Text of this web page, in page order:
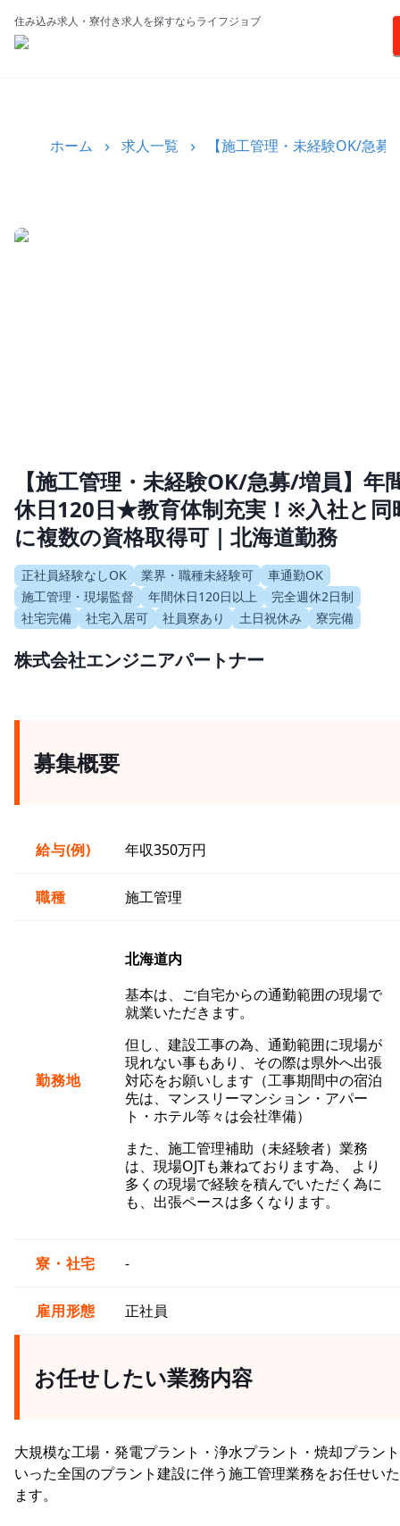
住み込み求人・寮付き求人を探すならライフジョブ
ホーム 求人一覧 【施工管理・未経験OK/急
【施工管理・未経験OK/急募/増員】年
休日120日★教育体制充実！※入社と同
に複数の資格取得可｜北海道勤務
正社員経験なしOK 業界・職種未経験可
車通勤OK
施工管理・現場監督
年間休日120日以上
完全週休2日制
社宅完備
社宅入居可 社員寮あり 土日祝休み 寮完備
株式会社エンジニアパートナー
募集概要
給与(例) 年収350万円
職種 施工管理
勤務地
北海道内
基本は、ご自宅からの通勤範囲の現場で
就業いただきます。
但し、建設工事の為、通勤範囲に現場が
現れない事もあり、その際は県外へ出張
対応をお願いします（工事期間中の宿泊
先は、マンスリーマンション・アパー
ト・ホテル等々は会社準備）
また、施工管理補助（未経験者）業務
は、現場OJTも兼ねております為、 より
多くの現場で経験を積んでいただく為に
も、出張ペースは多くなります。
寮・社宅 -
雇用形態 正社員
お任せしたい業務内容
大規模な工場・発電プラント・浄水プラント・焼却プラン
いった全国のプラント建設に伴う施工管理業務をお任せい
ます。